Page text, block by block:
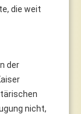
die weit
der
nicht,